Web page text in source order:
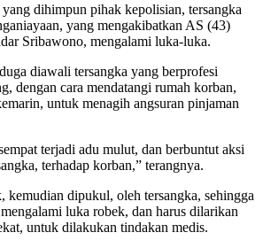
dihimpun pihak kepolisian, tersangka
yang mengakibatkan AS (43)
Sribawono, mengalami luka-luka.
diawali tersangka yang berprofesi
dengan cara mendatangi rumah korban,
untuk menagih angsuran pinjaman
terjadi adu mulut, dan berbuntut aksi
terhadap korban,” terangnya.
dipukul, oleh tersangka, sehingga
luka robek, dan harus dilarikan
untuk dilakukan tindakan medis.